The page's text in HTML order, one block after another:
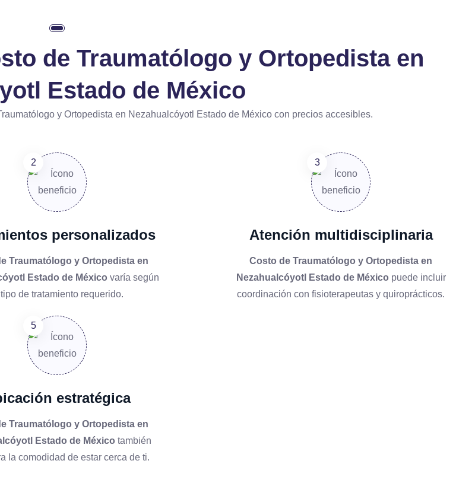
de Traumatólogo y Ortopedista en
Estado de México
y Ortopedista en Nezahualcóyotl Estado de México con precios accesibles.
personalizados
Traumatólogo y Ortopedista en
Estado de México varía según
de tratamiento requerido.
Atención multidisciplinaria
Costo de Traumatólogo y Ortopedista en
Nezahualcóyotl Estado de México puede incluir
coordinación con fisioterapeutas y quiroprácticos.
estratégica
Traumatólogo y Ortopedista en
Estado de México también
la comodidad de estar cerca de ti.